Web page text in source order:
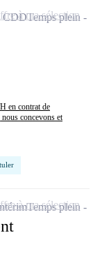
en contrat de
concevons et
CDDTemps plein
à ma sélection
Temps plein
à ma sélection